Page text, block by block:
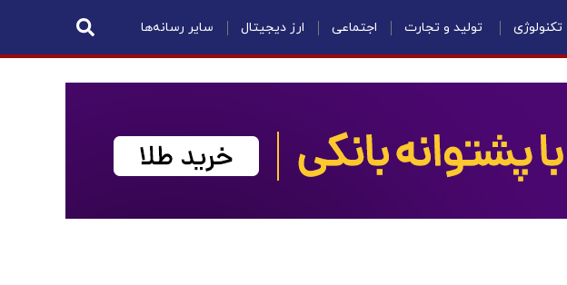
تکنولوژی تولید و تجارت اجتماعی ارز دیجیتال سایر رسانه‌ها